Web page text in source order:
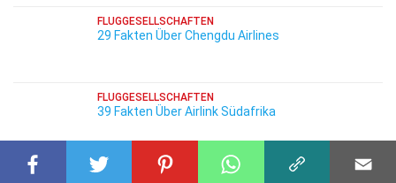
FLUGGESELLSCHAFTEN
29 Fakten Über Chengdu Airlines
FLUGGESELLSCHAFTEN
39 Fakten Über Airlink Südafrika
FLUGGESELLSCHAFTEN